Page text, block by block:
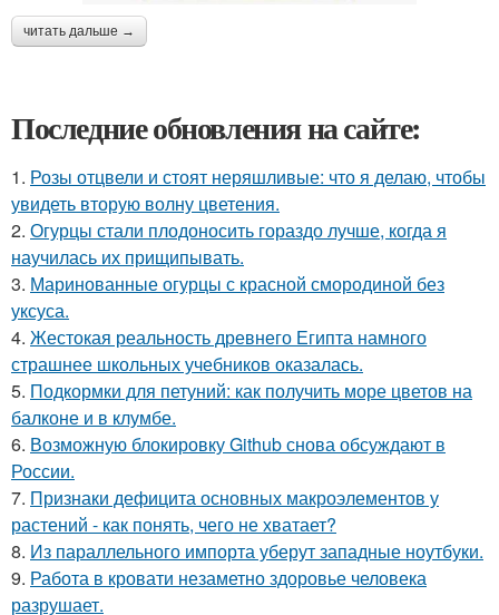
читать дальше →
Последние обновления на сайте:
1. Розы отцвели и стоят неряшливые: что я делаю, чтобы
увидеть вторую волну цветения.
2. Огурцы стали плодоносить гораздо лучше, когда я
научилась их прищипывать.
3. Маринованные огурцы с красной смородиной без
уксуса.
4. Жестокая реальность древнего Египта намного
страшнее школьных учебников оказалась.
5. Подкормки для петуний: как получить море цветов на
балконе и в клумбе.
6. Возможную блокировку Github снова обсуждают в
России.
7. Признаки дефицита основных макроэлементов у
растений - как понять, чего не хватает?
8. Из параллельного импорта уберут западные ноутбуки.
9. Работа в кровати незаметно здоровье человека
разрушает.